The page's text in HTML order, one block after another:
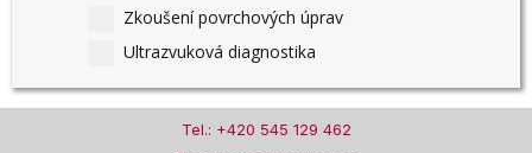
Zkoušení povrchových úprav
Ultrazvuková diagnostika
Tel.: +420 545 129 462